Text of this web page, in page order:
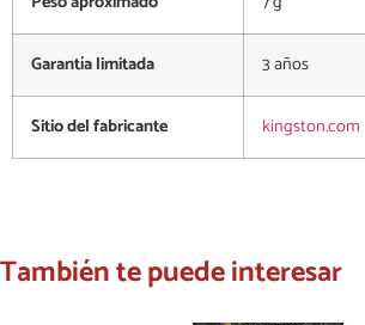
Garantía limitada 3 años
Sitio del fabricante kingston.com
También te puede interesar